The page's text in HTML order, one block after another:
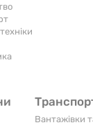
Вантажівки